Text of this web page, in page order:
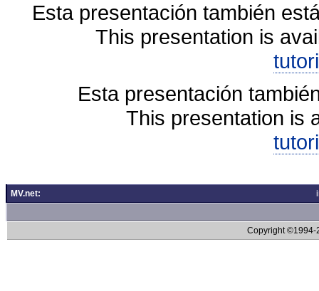
Esta presentación también
This presentation is
Esta presentación
This presentation is
MV.net:
Copyright ©1994-